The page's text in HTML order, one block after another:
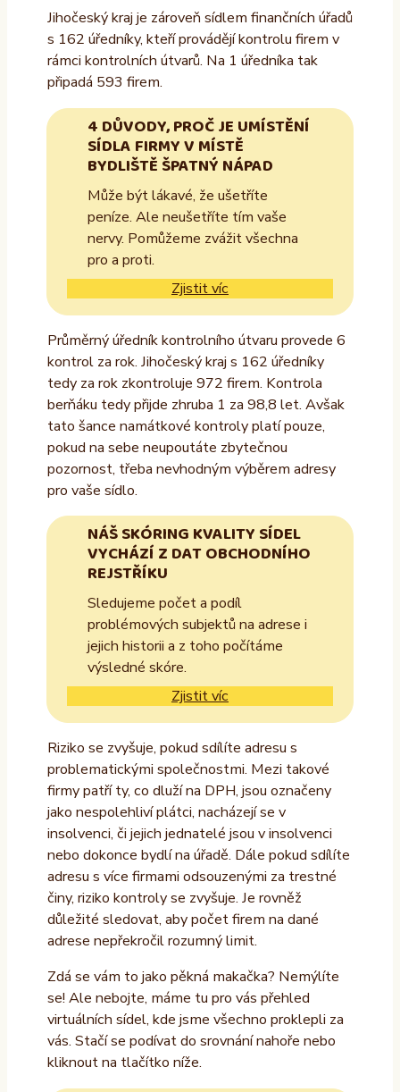
Jihočeský kraj je zároveň sídlem finančních úřadů
s 162 úředníky, kteří provádějí kontrolu firem v
rámci kontrolních útvarů. Na 1 úředníka tak
připadá 593 firem.
4 DŮVODY, PROČ JE UMÍSTĚNÍ
SÍDLA FIRMY V MÍSTĚ
BYDLIŠTĚ ŠPATNÝ NÁPAD
Může být lákavé, že ušetříte
peníze. Ale neušetříte tím vaše
nervy. Pomůžeme zvážit všechna
pro a proti.
Zjistit víc
Průměrný úředník kontrolního útvaru provede 6
kontrol za rok. Jihočeský kraj s 162 úředníky
tedy za rok zkontroluje 972 firem. Kontrola
berňáku tedy přijde zhruba 1 za 98,8 let. Avšak
tato šance namátkové kontroly platí pouze,
pokud na sebe neupoutáte zbytečnou
pozornost, třeba nevhodným výběrem adresy
pro vaše sídlo.
NÁŠ SKÓRING KVALITY SÍDEL
VYCHÁZÍ Z DAT OBCHODNÍHO
REJSTŘÍKU
Sledujeme počet a podíl
problémových subjektů na adrese i
jejich historii a z toho počítáme
výsledné skóre.
Zjistit víc
Riziko se zvyšuje, pokud sdílíte adresu s
problematickými společnostmi. Mezi takové
firmy patří ty, co dluží na DPH, jsou označeny
jako nespolehliví plátci, nacházejí se v
insolvenci, či jejich jednatelé jsou v insolvenci
nebo dokonce bydlí na úřadě. Dále pokud sdílíte
adresu s více firmami odsouzenými za trestné
činy, riziko kontroly se zvyšuje. Je rovněž
důležité sledovat, aby počet firem na dané
adrese nepřekročil rozumný limit.
Zdá se vám to jako pěkná makačka? Nemýlíte
se! Ale nebojte, máme tu pro vás přehled
virtuálních sídel, kde jsme všechno proklepli za
vás. Stačí se podívat do srovnání nahoře nebo
kliknout na tlačítko níže.